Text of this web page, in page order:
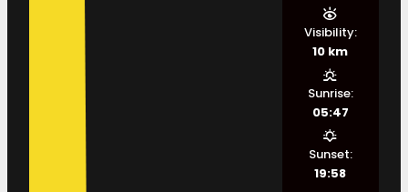
Visibility:
10 km
Sunrise:
05:47
Sunset:
19:58